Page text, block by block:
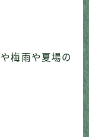
や梅雨や夏場の